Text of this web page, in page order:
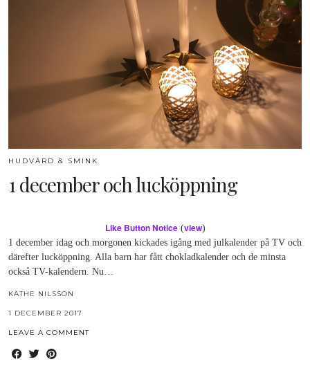
HUDVÅRD & SMINK
1 december och lucköppning
Like Button Notice(view)
1 december idag och morgonen kickades igång med julkalender på TV och
därefter lucköppning. Alla barn har fått chokladkalender och de minsta
också TV-kalendern. Nu…
KÄTHE NILSSON
1 DECEMBER 2017
LEAVE A COMMENT